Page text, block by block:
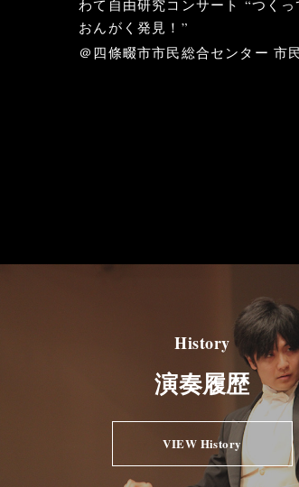
わて自由研究コンサート “つくっ
おんがく発見！”
＠四條畷市市民総合センター 市
History
演奏履歴
VIEW History